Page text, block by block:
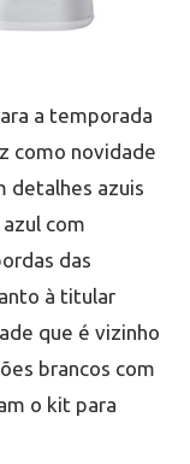
a temporada
como novidade
detalhes azuis
com
das
à titular
que é vizinho
brancos com
o kit para